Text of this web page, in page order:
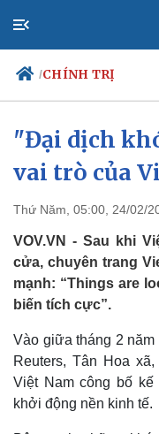
/CHÍNH TRỊ
Chính trị
Tổ chức nhân sự
Nhận diện sự thật
"Đại dịch
vai trò của
Thứ Năm, 05:00, 24/02/
VOV.VN - Sau khi
cửa, chuyên trang
mạnh: “Things are
biến tích cực”.
Vào giữa tháng 2
Reuters, Tân Hoa
Việt Nam công bố
khởi động nền kinh tế.